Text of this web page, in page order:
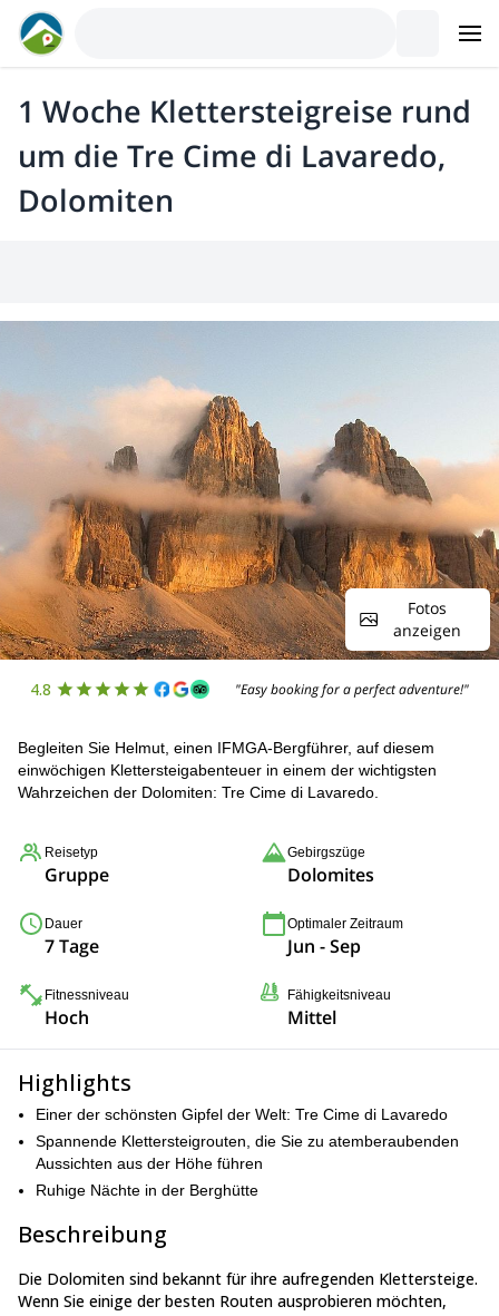
1 Woche Klettersteigreise rund
um die Tre Cime di Lavaredo,
Dolomiten
Fotos
anzeigen
4.8 "Easy booking for a perfect adventure!"
Begleiten Sie Helmut, einen IFMGA-Bergführer, auf diesem
einwöchigen Klettersteigabenteuer in einem der wichtigsten
Wahrzeichen der Dolomiten: Tre Cime di Lavaredo.
Reisetyp
Gruppe
Gebirgszüge
Dolomites
Dauer
7 Tage
Optimaler Zeitraum
Jun - Sep
Fitnessniveau
Hoch
Fähigkeitsniveau
Mittel
Highlights
Einer der schönsten Gipfel der Welt: Tre Cime di Lavaredo
Spannende Klettersteigrouten, die Sie zu atemberaubenden
Aussichten aus der Höhe führen
Ruhige Nächte in der Berghütte
Beschreibung
Die Dolomiten sind bekannt für ihre aufregenden Klettersteige.
Wenn Sie einige der besten Routen ausprobieren möchten,